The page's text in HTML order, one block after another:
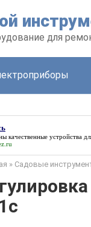
для
качественные устройства
» Садовые